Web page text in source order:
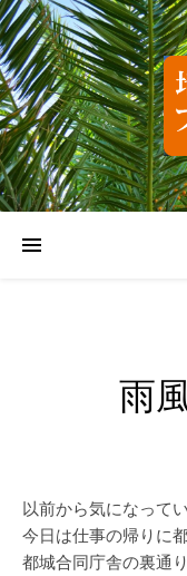
雨
以前から気になって
今日は仕事の帰りに
都城合同庁舎の裏通